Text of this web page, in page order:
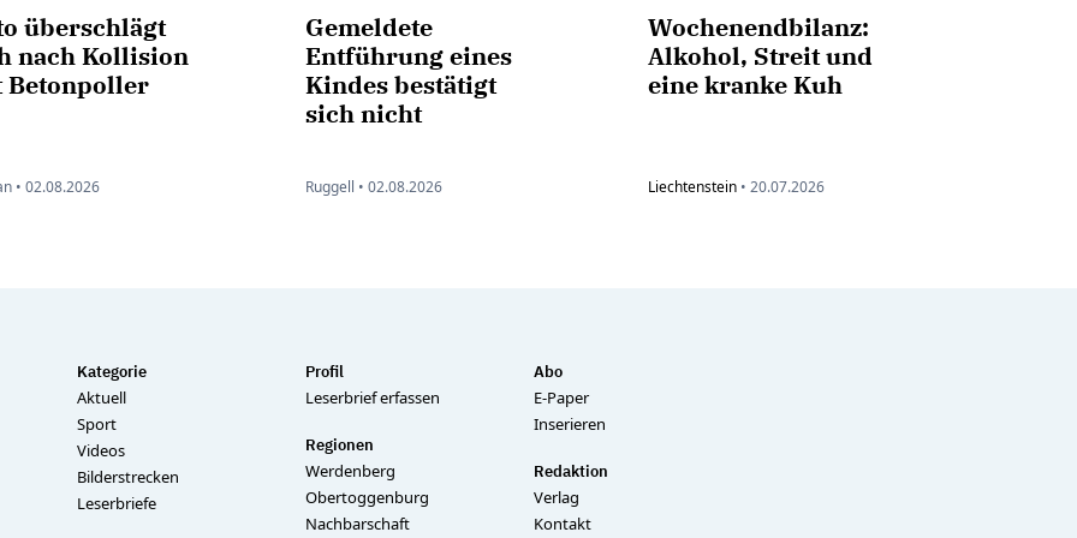
überschlägt
nach Kollision
Betonpoller
• 02.08.2026
Gemeldete
Entführung eines
Kindes bestätigt
sich nicht
Ruggell • 02.08.2026
Wochenendbilanz:
Alkohol, Streit und
eine kranke Kuh
Liechtenstein • 20.07.2026
Kategorie
Aktuell
Sport
Videos
Bilderstrecken
Leserbriefe
Profil
Leserbrief erfassen
Regionen
Werdenberg
Obertoggenburg
Nachbarschaft
Abo
E-Paper
Inserieren
Redaktion
Verlag
Kontakt